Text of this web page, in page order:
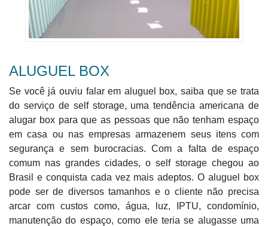
ALUGUEL BOX
Se você já ouviu falar em aluguel box, saiba que se trata
do serviço de self storage, uma tendência americana de
alugar box para que as pessoas que não tenham espaço
em casa ou nas empresas armazenem seus itens com
segurança e sem burocracias. Com a falta de espaço
comum nas grandes cidades, o self storage chegou ao
Brasil e conquista cada vez mais adeptos. O aluguel box
pode ser de diversos tamanhos e o cliente não precisa
arcar com custos como, água, luz, IPTU, condomínio,
manutenção do espaço, como ele teria se alugasse uma